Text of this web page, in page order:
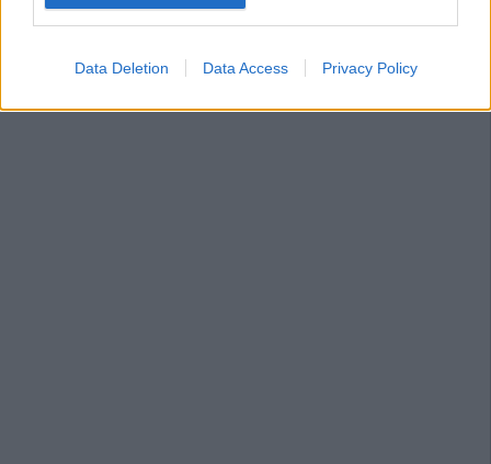
Data Deletion Data Access Privacy Policy